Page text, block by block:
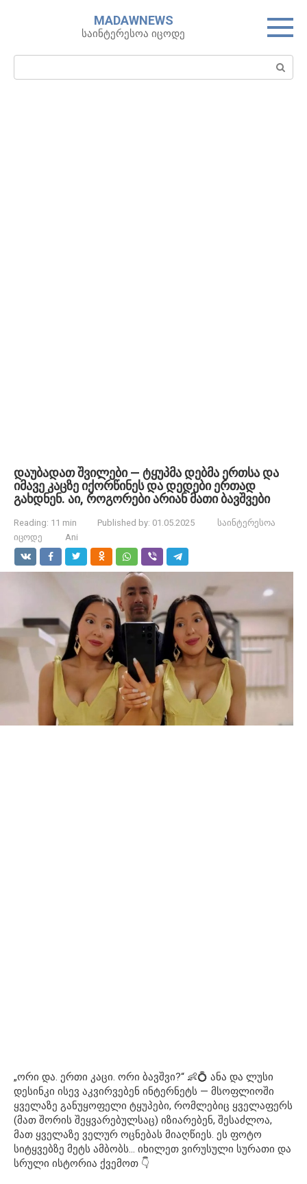
MADAWNEWS
საინტერესოა იცოდე
Search:
დაუბადათ შვილები — ტყუპმა დებმა ერთსა და
იმავე კაცზე იქორწინეს და დედები ერთად
გახდნენ. აი, როგორები არიან მათი ბავშვები
Reading: 11 min Published by: 01.05.2025
საინტერესოა
იცოდე
Ani
„ორი და. ერთი კაცი. ორი ბავშვი?“ 👶💍 ანა და ლუსი
დესინკი ისევ აკვირვებენ ინტერნეტს — მსოფლიოში
ყველაზე განუყოფელი ტყუპები, რომლებიც ყველაფერს
(მათ შორის შეყვარებულსაც) იზიარებენ, შესაძლოა,
მათ ყველაზე ველურ ოცნებას მიაღწიეს. ეს ფოტო
სიტყვებზე მეტს ამბობს… იხილეთ ვირუსული სურათი და
სრული ისტორია ქვემოთ 👇